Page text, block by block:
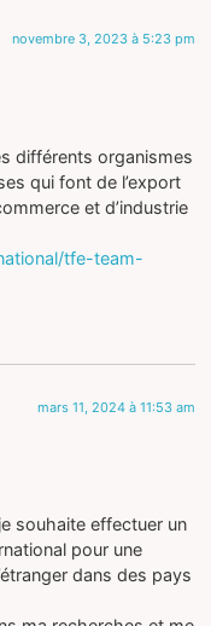
novembre 3, 2023 à 5:23 pm
différents organismes
qui font de l’export
et d’industrie
tfe-team-
mars 11, 2024 à 11:53 am
souhaite effectuer un
pour une
dans des pays